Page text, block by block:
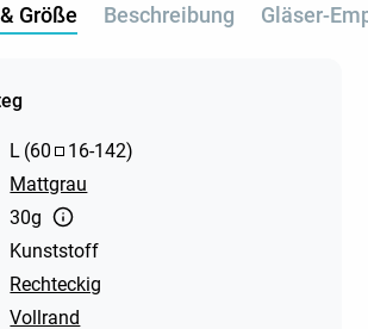
Größe Beschreibung Gläser-
L (60 16-142)
Mattgrau
30g
Kunststoff
Rechteckig
Vollrand